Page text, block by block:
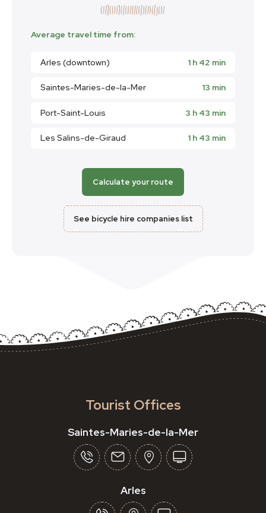
Average travel time from:
Arles (downtown) 1 h 42 min
Saintes-Maries-de-la-Mer 13 min
Port-Saint-Louis 3 h 43 min
Les Salins-de-Giraud 1 h 43 min
Calculate your route
See bicycle hire companies list
Tourist Offices
Saintes-Maries-de-la-Mer
Arles